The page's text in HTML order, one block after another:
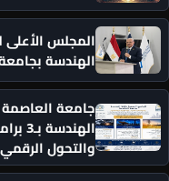
المجلس الأعلى
الهندسة بجامعة
جامعة
والتحول الرقمي